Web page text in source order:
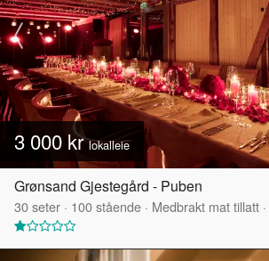
3 000 krlokalleie
Grønsand Gjestegård - Puben
30seter · 100stående · Medbrakt mat tillatt ·